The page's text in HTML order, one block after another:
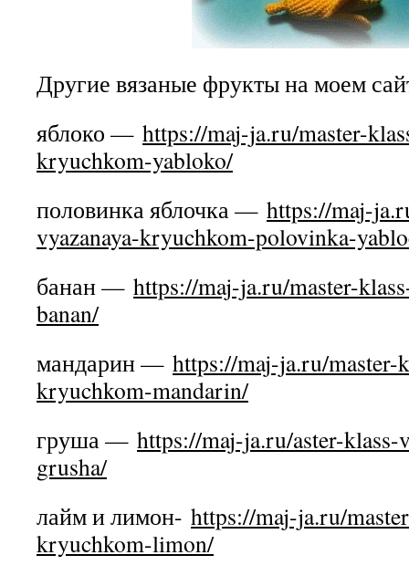
Другие вязаные фрукты на моем
яблоко — https://maj-ja.ru/master-
kryuchkom-yabloko/
половинка яблочка — https://maj-
vyazanaya-kryuchkom-polovinka-
банан — https://maj-ja.ru/master-
banan/
мандарин — https://maj-ja.ru/master-
kryuchkom-mandarin/
груша — https://maj-ja.ru/aster-
grusha/
лайм и лимон- https://maj-ja.ru/
kryuchkom-limon/